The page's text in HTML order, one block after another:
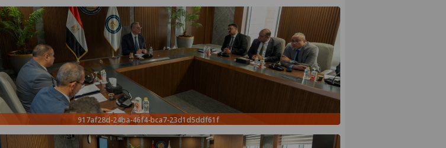
917af28d-24ba-46f4-bca7-23d1d5ddf61f